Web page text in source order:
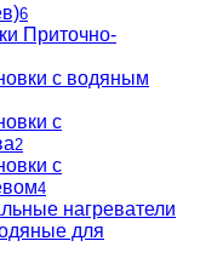
6
Приточно-
с водяным
с
2
с
4
нагреватели
для